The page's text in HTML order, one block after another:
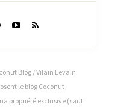
Blog / Vilain Levain.
le blog Coconut
propriété exclusive (sauf